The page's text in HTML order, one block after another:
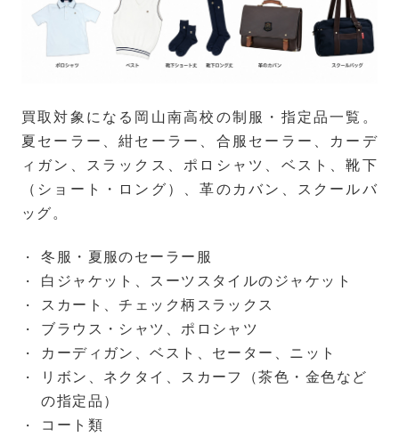
買取対象になる岡山南高校の制服・指定品一覧。
夏セーラー、紺セーラー、合服セーラー、カーデ
ィガン、スラックス、ポロシャツ、ベスト、靴下
（ショート・ロング）、革のカバン、スクールバ
ッグ。
冬服・夏服のセーラー服
白ジャケット、スーツスタイルのジャケット
スカート、チェック柄スラックス
ブラウス・シャツ、ポロシャツ
カーディガン、ベスト、セーター、ニット
リボン、ネクタイ、スカーフ（茶色・金色など
の指定品）
コート類